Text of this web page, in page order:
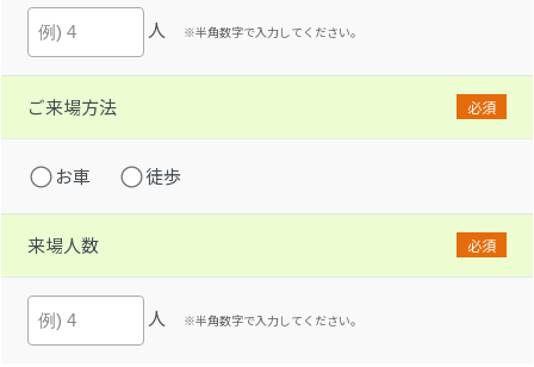
人 ※半角数字で入力してください。
ご来場方法 必須
お車 徒歩
来場人数 必須
人 ※半角数字で入力してください。